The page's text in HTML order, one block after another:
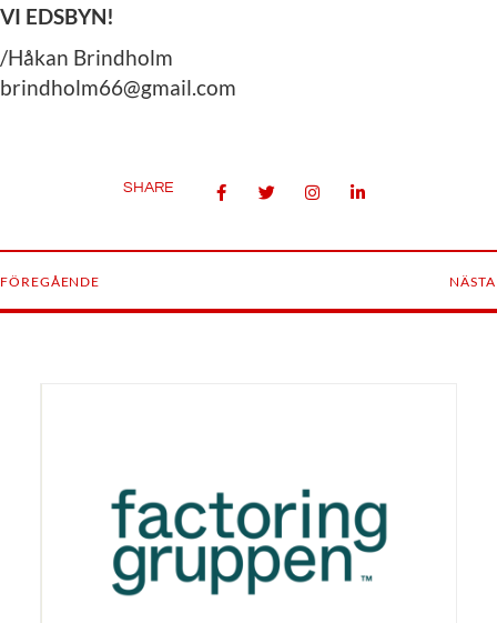
VI EDSBYN!
/Håkan Brindholm
brindholm66@gmail.com
SHARE
FÖREGÅENDE NÄSTA